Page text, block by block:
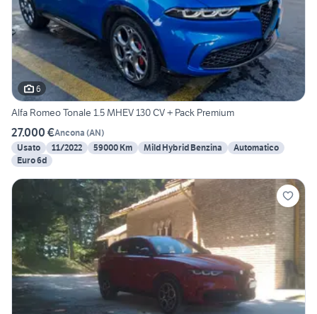
6
Alfa Romeo Tonale 1.5 MHEV 130 CV + Pack Premium
27.000 €Ancona (AN)
Usato
11/2022 59000 Km Mild Hybrid Benzina
Automatico
Euro 6d